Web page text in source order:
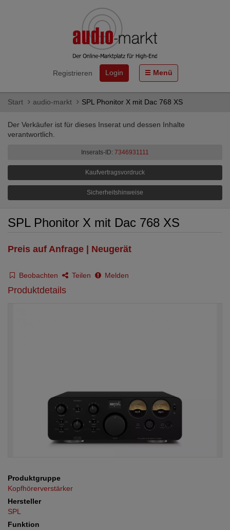
Registrieren Login Menü
Start audio-markt SPL Phonitor X mit Dac 768 XS
Der Verkäufer ist für dieses Inserat und dessen Inhalte
verantwortlich.
Inserats-ID: 7346931111
Kaufvertragsvordruck
Sicherheitshinweise
SPL Phonitor X mit Dac 768 XS
Preis auf Anfrage | Neugerät
Beobachten Teilen Melden
Produktdetails
Produktgruppe
Kopfhörerverstärker
Hersteller
SPL
Funktion